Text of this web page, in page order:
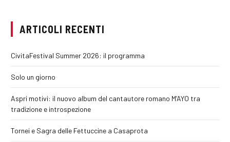
ARTICOLI RECENTI
CivitaFestival Summer 2026: il programma
Solo un giorno
Aspri motivi: il nuovo album del cantautore romano M’AYO tra
tradizione e introspezione
Tornei e Sagra delle Fettuccine a Casaprota